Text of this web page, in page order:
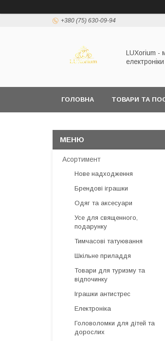
+380 (75) 630-09-94
LUXorium -
ГОЛОВНА ТОВАРИ ТА
Асортимент
Нове надходження
Брендові іграшки
Одяг та аксесуари
Усе для священного,
подарунку
Тимчасові татуювання
Шкільне приладдя
Товари для туризму та
відпочинку
Іграшки антистрес
Електроніка
Головоломки для дітей та
дорослих